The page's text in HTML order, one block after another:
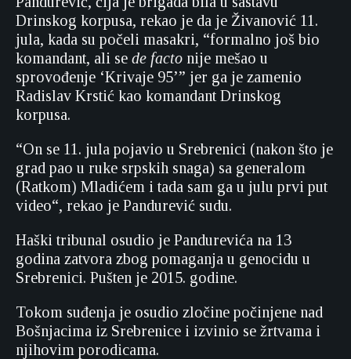
Drinskog korpusa, rekao je da je Živanović 11.
jula, kada su počeli masakri, “formalno još bio
komandant, ali se de facto nije mešao u
sprovođenje ‘Krivaje 95’” jer ga je zamenio
Radislav Krstić kao komandant Drinskog
korpusa.
“On se 11. jula pojavio u Srebrenici (nakon što je
grad pao u ruke srpskih snaga) sa generalom
(Ratkom) Mladićem i tada sam ga u julu prvi put
video“, rekao je Pandurević sudu.
Haški tribunal osudio je Pandurevića na 13
godina zatvora zbog pomaganja u genocidu u
Srebrenici. Pušten je 2015. godine.
Tokom suđenja je osudio zločine počinjene nad
Bošnjacima iz Srebrenice i izvinio se žrtvama i
njihovim porodicama.